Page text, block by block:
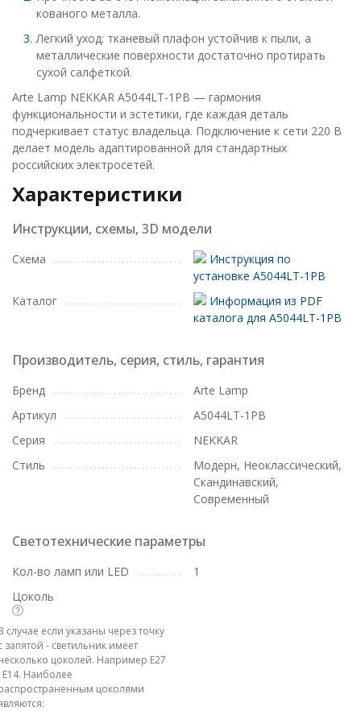
кованого металла.
Легкий уход: тканевый плафон устойчив к пыли, а
металлические поверхности достаточно протирать
сухой салфеткой.
Arte Lamp NEKKAR A5044LT-1PB — гармония
функциональности и эстетики, где каждая деталь
подчеркивает статус владельца. Подключение к сети 220 В
делает модель адаптированной для стандартных
российских электросетей.
Характеристики
Инструкции, схемы, 3D модели
Схема
Инструкция по
установке A5044LT-1PB
Каталог
Информация из PDF
каталога для A5044LT-1PB
Производитель, серия, стиль, гарантия
Бренд
Arte Lamp
Артикул
A5044LT-1PB
Серия
NEKKAR
Стиль
Модерн, Неоклассический,
Скандинавский,
Современный
Светотехнические параметры
Кол-во ламп или LED
1
Цоколь
случае если указаны через точку
запятой - светильник имеет
цоколей. Например E27
E14. Наиболее
цоколями